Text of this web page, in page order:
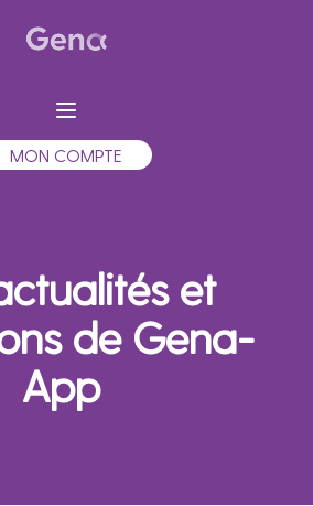
MON COMPTE
et
de Gena-
App